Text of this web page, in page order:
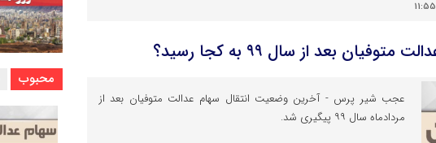
بعد از سال ۹۹ به کجا رسید؟
عجب شیر پرس - آخرین وضعیت انتقال سهام عدالت متوفیان بعد از
مردادماه سال ۹۹ پیگیری شد.
محبوب